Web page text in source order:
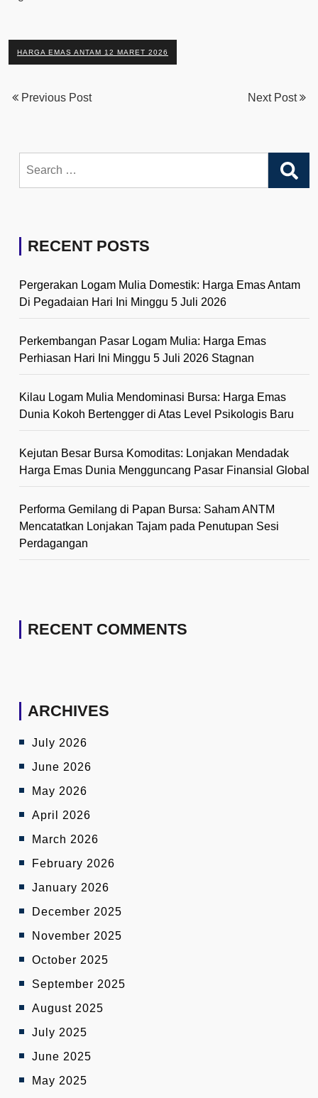
HARGA EMAS ANTAM 12 MARET 2026
Previous Post Next Post
for:
RECENT POSTS
Pergerakan Logam Mulia Domestik: Harga Emas Antam
Di Pegadaian Hari Ini Minggu 5 Juli 2026
Perkembangan Pasar Logam Mulia: Harga Emas
Perhiasan Hari Ini Minggu 5 Juli 2026 Stagnan
Kilau Logam Mulia Mendominasi Bursa: Harga Emas
Dunia Kokoh Bertengger di Atas Level Psikologis Baru
Kejutan Besar Bursa Komoditas: Lonjakan Mendadak
Harga Emas Dunia Mengguncang Pasar Finansial Global
Performa Gemilang di Papan Bursa: Saham ANTM
Mencatatkan Lonjakan Tajam pada Penutupan Sesi
Perdagangan
RECENT COMMENTS
ARCHIVES
July 2026
June 2026
May 2026
April 2026
March 2026
February 2026
January 2026
December 2025
November 2025
October 2025
September 2025
August 2025
July 2025
June 2025
May 2025